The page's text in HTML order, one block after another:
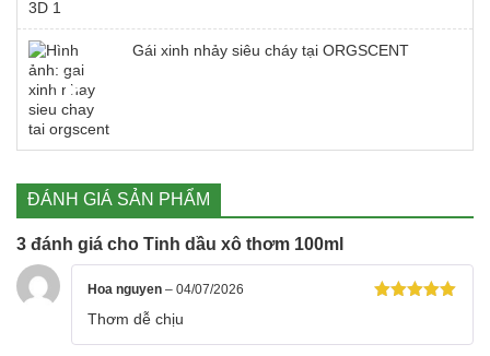
Gái xinh nhảy siêu cháy tại ORGSCENT
ĐÁNH GIÁ SẢN PHẨM
3 đánh giá cho Tinh dầu xô thơm 100ml
sao
Hoa nguyen – 04/07/2026
Thơm dễ chịu